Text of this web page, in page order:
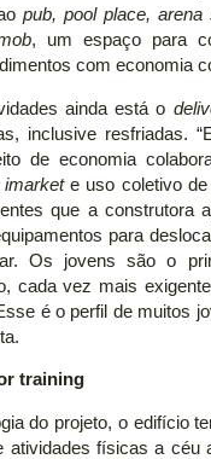
pub, pool place, arena
, um espaço para
com economia
ainda está o
inclusive resfriadas.
de economia
imarket e uso coletivo de
que a construtora
para
Os jovens são o
cada vez mais
é o perfil de muitos
training
do projeto, o edifício
atividades físicas a céu